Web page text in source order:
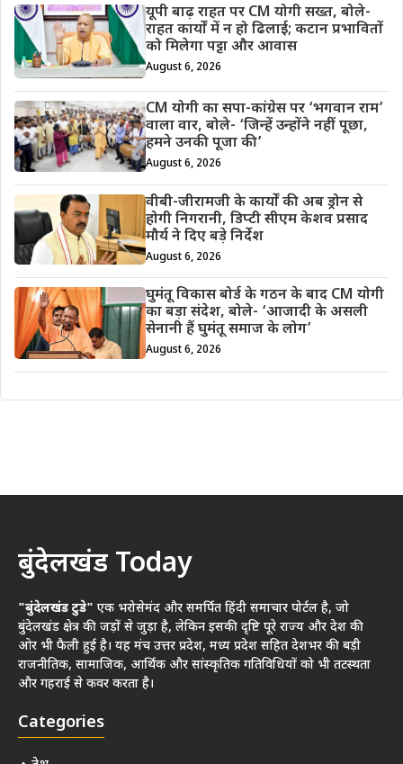
यूपी बाढ़ राहत पर CM योगी सख्त, बोले-
राहत कार्यों में न हो ढिलाई; कटान प्रभावितों
को मिलेगा पट्टा और आवास
August 6, 2026
CM योगी का सपा-कांग्रेस पर ‘भगवान राम’
वाला वार, बोले- ‘जिन्हें उन्होंने नहीं पूछा,
हमने उनकी पूजा की’
August 6, 2026
वीबी-जीरामजी के कार्यों की अब ड्रोन से
होगी निगरानी, डिप्टी सीएम केशव प्रसाद
मौर्य ने दिए बड़े निर्देश
August 6, 2026
घुमंतू विकास बोर्ड के गठन के बाद CM योगी
का बड़ा संदेश, बोले- ‘आजादी के असली
सेनानी हैं घुमंतू समाज के लोग’
August 6, 2026
बुंदेलखंड Today
"बुंदेलखंड टुडे" एक भरोसेमंद और समर्पित हिंदी समाचार पोर्टल है, जो
बुंदेलखंड क्षेत्र की जड़ों से जुड़ा है, लेकिन इसकी दृष्टि पूरे राज्य और देश की
ओर भी फैली हुई है। यह मंच उत्तर प्रदेश, मध्य प्रदेश सहित देशभर की बड़ी
राजनीतिक, सामाजिक, आर्थिक और सांस्कृतिक गतिविधियों को भी तटस्थता
और गहराई से कवर करता है।
Categories